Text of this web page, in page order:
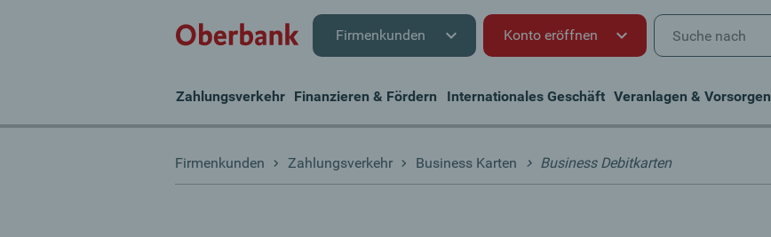
Firmenkunden Konto eröffnen
Zahlungsverkehr Finanzieren & Fördern Internationales Geschäft Veranlagen & Vorsorgen
Firmenkunden Zahlungsverkehr Business Karten Business Debitkarten